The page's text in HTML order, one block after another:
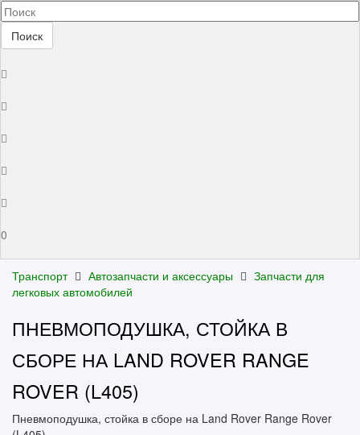
Поиск
0
Транспорт Автозапчасти и аксессуары
Запчасти для
легковых автомобилей
ПНЕВМОПОДУШКА, СТОЙКА В
СБОРЕ НА LAND ROVER RANGE
ROVER (L405)
Пневмоподушка, стойка в сборе на Land Rover Range Rover